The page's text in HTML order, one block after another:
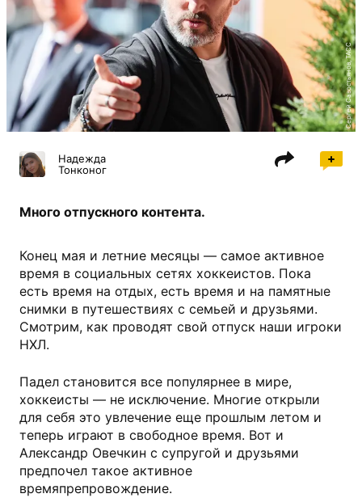
Сергей Савостьянов, ТАСС
Надежда
Тонконог
Много отпускного контента.
Конец мая и летние месяцы — самое активное
время в социальных сетях хоккеистов. Пока
есть время на отдых, есть время и на памятные
снимки в путешествиях с семьей и друзьями.
Смотрим, как проводят свой отпуск наши игроки
НХЛ.
Падел становится все популярнее в мире,
хоккеисты — не исключение. Многие открыли
для себя это увлечение еще прошлым летом и
теперь играют в свободное время. Вот и
Александр Овечкин с супругой и друзьями
предпочел такое активное
времяпрепровождение.